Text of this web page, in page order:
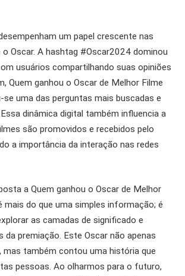
um papel crescente nas
Oscar. A hashtag #Oscar2024 dominou
usuários compartilhando suas opiniões
Quem ganhou o Oscar de Melhor Filme
uma das perguntas mais buscadas e
dinâmica digital também influencia a
são promovidos e recebidos pelo
a importância da interação nas redes
a Quem ganhou o Oscar de Melhor
mais do que uma simples informação; é
as camadas de significado e
da premiação. Este Oscar não apenas
mas também contou uma história que
pessoas. Ao olharmos para o futuro,